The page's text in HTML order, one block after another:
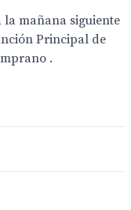
mañana siguiente
Principal de
.